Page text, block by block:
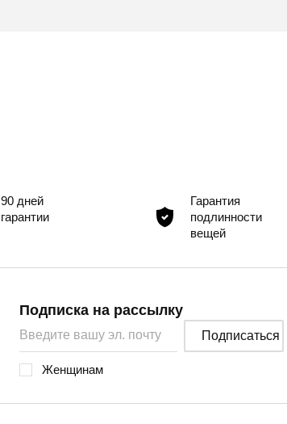
90 дней
гарантии
Гарантия
подлинности
вещей
Подписка на рассылку
Подписаться
Женщинам